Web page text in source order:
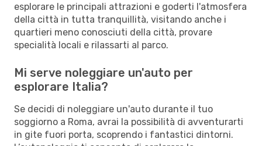
esplorare le principali attrazioni e goderti l'atmosfera
della città in tutta tranquillità, visitando anche i
quartieri meno conosciuti della città, provare
specialità locali e rilassarti al parco.
Mi serve noleggiare un'auto per
esplorare Italia?
Se decidi di noleggiare un'auto durante il tuo
soggiorno a Roma, avrai la possibilità di avventurarti
in gite fuori porta, scoprendo i fantastici dintorni.